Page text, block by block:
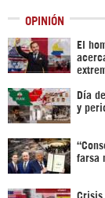
OPINIÓN
El
Día
y
farsa
Crisis